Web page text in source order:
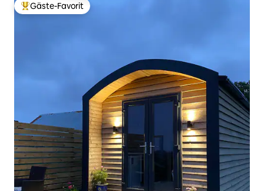
Beliebter Gäste-Favorit.
Gäste-Favorit